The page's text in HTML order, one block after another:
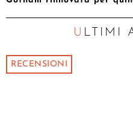
ULTIMI
RECENSIONI